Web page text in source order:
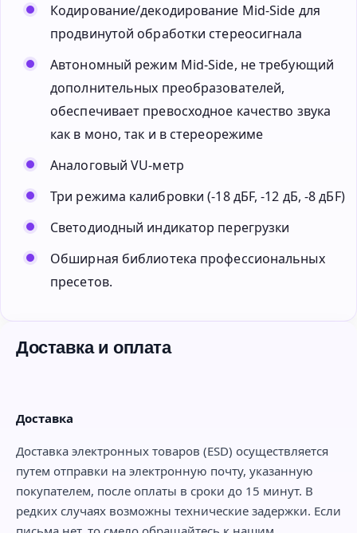
Кодирование/декодирование Mid-Side для
продвинутой обработки стереосигнала
Автономный режим Mid-Side, не требующий
дополнительных преобразователей,
обеспечивает превосходное качество звука
как в моно, так и в стереорежиме
Аналоговый VU-метр
Три режима калибровки (-18 дБF, -12 дБ, -8 дБF)
Светодиодный индикатор перегрузки
Обширная библиотека профессиональных
пресетов.
Доставка и оплата
Доставка
Доставка электронных товаров (ESD) осуществляется
путем отправки на электронную почту, указанную
покупателем, после оплаты в сроки до 15 минут. В
редких случаях возможны технические задержки. Если